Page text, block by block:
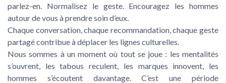
parlez-en. Normalisez le geste. Encouragez les hommes
autour de vous à prendre soin d’eux.
Chaque conversation, chaque recommandation, chaque geste
partagé contribue à déplacer les lignes culturelles.
Nous sommes à un moment où tout se joue : les mentalités
s’ouvrent, les tabous reculent, les marques innovent, les
hommes s’écoutent davantage. C’est une période